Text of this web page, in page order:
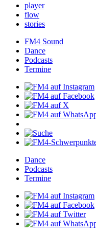
player
flow
stories
FM4Sound
Dance
Podcasts
Termine
Dance
Podcasts
Termine